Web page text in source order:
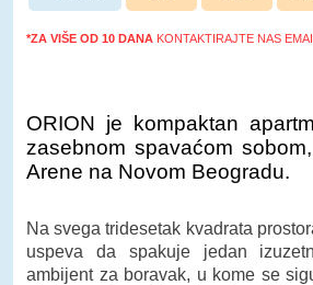
*ZA VIŠE OD 10 DANA KONTAKTIRAJTE NAS
ORION je kompaktan
zasebnom spavaćom
Arene na Novom Beogradu.
Na svega tridesetak kvadrata
uspeva da spakuje jedan
ambijent za boravak, u kome se